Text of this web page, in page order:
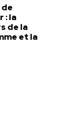
: la
de la
et la